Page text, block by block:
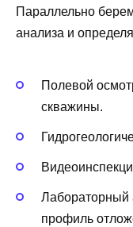
Параллельно
анализа и
Полевой
скважины.
Лабораторный
профиль